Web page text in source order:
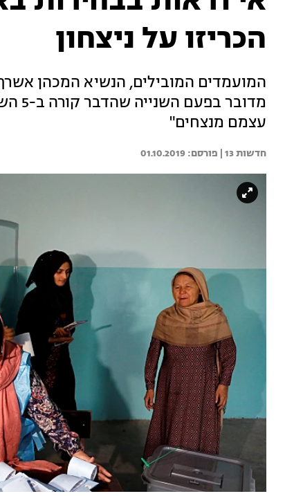
הכריזו על ניצחון
המועמדים המובילים, הנשיא המכהן
עצמם מנצחים"
חדשות 13 | 01.10.2019